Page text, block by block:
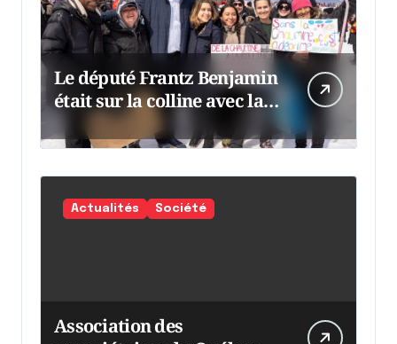
Le député Frantz Benjamin
était sur la colline avec la
chaumine
Actualités Société
Association des